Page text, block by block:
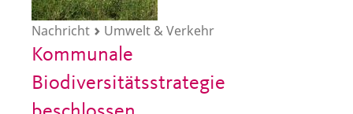
Nachricht Umwelt & Verkehr
Kommunale
Biodiversitätsstrategie